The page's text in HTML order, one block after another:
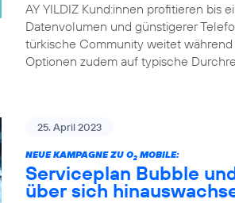
AY YILDIZ Kund:innen profitieren bis
Datenvolumen und günstigerer
türkische Community weitet
Optionen zudem auf typische
25. April 2023
NEUE KAMPAGNE ZU O2 MOBILE:
Serviceplan Bubble
über sich